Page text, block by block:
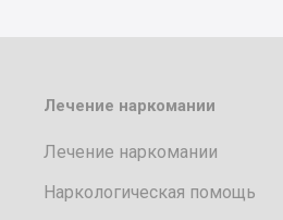
Лечение наркомании
Лечение наркомании
Наркологическая помощь